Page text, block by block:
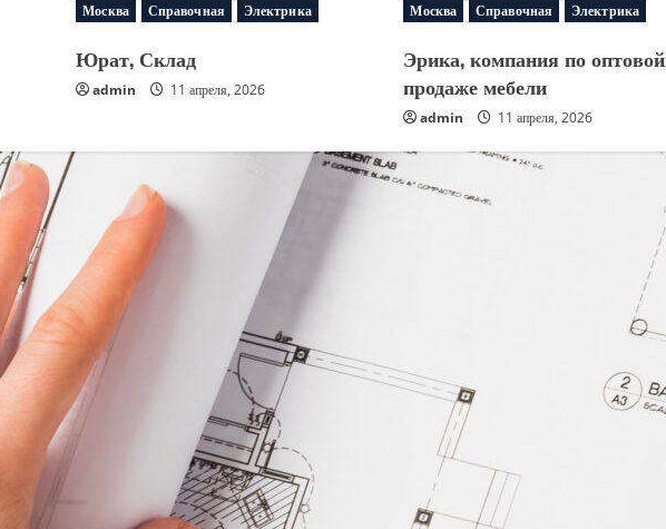
Москва Справочная Электрика
Юрат, Склад
admin 11 апреля, 2026
Москва Справочная Электрика
Эрика, компания по оптовой
продаже мебели
admin 11 апреля, 2026